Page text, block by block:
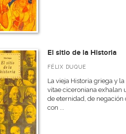
El sitio de la Historia
FÉLIX DUQUE
La vieja Historia griega y
vitae ciceroniana exhalan
de eternidad, de
con ...